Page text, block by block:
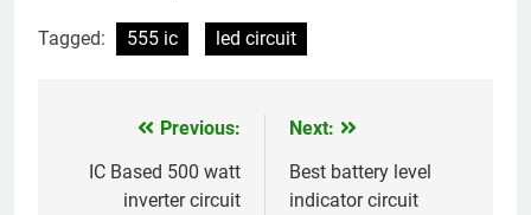
Tagged: 555 ic led circuit
navigation
Previous:
IC Based 500 watt
inverter circuit
Next:
Best battery level
indicator circuit